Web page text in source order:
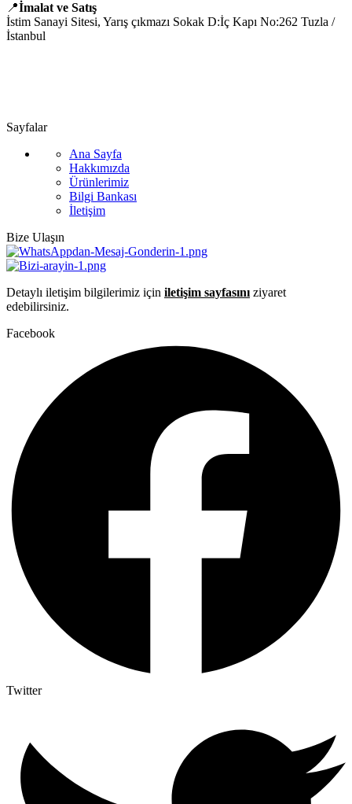
📍İmalat ve Satış
İstim Sanayi Sitesi, Yarış çıkmazı Sokak D:İç Kapı No:262 Tuzla /
İstanbul
Sayfalar
Ana Sayfa
Hakkımızda
Ürünlerimiz
Bilgi Bankası
İletişim
Bize Ulaşın
Detaylı iletişim bilgilerimiz için iletişim sayfasını ziyaret
edebilirsiniz.
Facebook
Twitter